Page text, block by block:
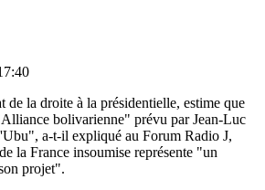
de la droite à la présidentielle, estime que
bolivarienne" prévu par Jean-Luc
a-t-il expliqué au Forum Radio J,
la France insoumise représente "un
projet".